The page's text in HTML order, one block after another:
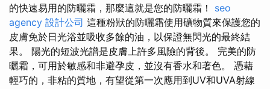
的快速易用的防曬霜，那麼這就是您的防曬霜！ seo
agency 設計公司 這種粉狀的防曬霜使用礦物質來保護您的
皮膚免於日光浴並吸收多餘的油，以保證無閃光的最終結
果。 陽光的短波光譜是皮膚上許多風險的背後。 完美的防
曬霜，可用於敏感和非避孕皮，並沒有香水和著色。 憑藉
輕巧的，非粘的質地，有望從第一次應用到UV和UVA射線